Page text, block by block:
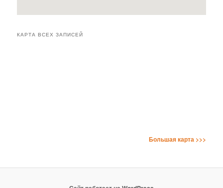
КАРТА ВСЕХ ЗАПИСЕЙ
Большая карта >>>